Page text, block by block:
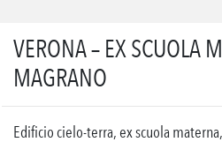
VERONA – EX SCUOLA
MAGRANO
Edificio cielo-terra, ex scuola